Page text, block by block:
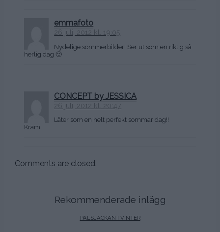
emmafoto
26 juli, 2012 kl. 19:05
Nydelige sommerbilder! Ser ut som en riktig så
herlig dag 🙂
CONCEPT by JESSICA
26 juli, 2012 kl. 20:47
Låter som en helt perfekt sommar dag!!
Kram
Comments are closed.
Rekommenderade inlägg
PÄLSJACKAN I VINTER